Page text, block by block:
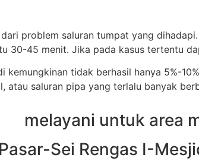
problem saluran tumpat yang
30-45 menit. Jika pada kasus tertentu
kemungkinan tidak berhasil hanya 5%-
atau saluran pipa yang terlalu banyak
melayani untuk area
Sei Rengas I-